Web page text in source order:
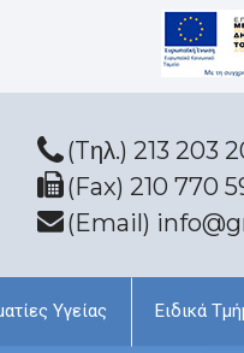
(Tηλ.) 213 203
(Fax) 210 770
(Email)
Υγείας Ειδικά